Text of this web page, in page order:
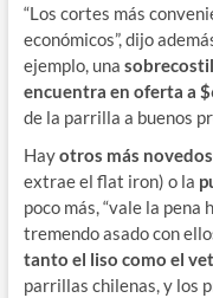
“Los cortes más
económicos”, dijo
ejemplo, una
encuentra en oferta a
de la parrilla a buenos
Hayotros más
extrae el flat iron) o la
poco más, “vale la
tremendo asado con
tanto el liso como el
parrillas chilenas, y los